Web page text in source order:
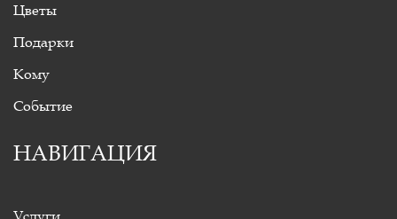
Цветы
Подарки
Кому
Событие
НАВИГАЦИЯ
Услуги